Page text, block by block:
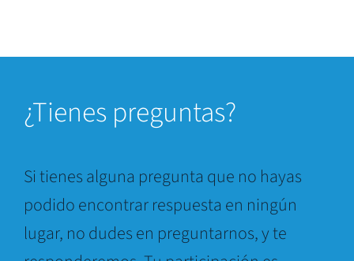
¿Tienes preguntas?
Si tienes alguna pregunta que no hayas
podido encontrar respuesta en ningún
lugar, no dudes en preguntarnos, y te